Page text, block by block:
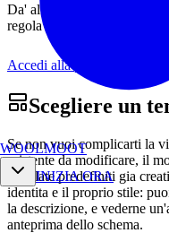
WOOLMOOT
INIZIA ORA
Da' al tuo PDF la tua
regola ogni dettaglio
Accedi alla pagina
Scegliere un
Se non vuoi complicarti la
esistente da modificare, il
template predefiniti gia
identita e il proprio stile:
la descrizione, e vederne
anteprima dello schema.